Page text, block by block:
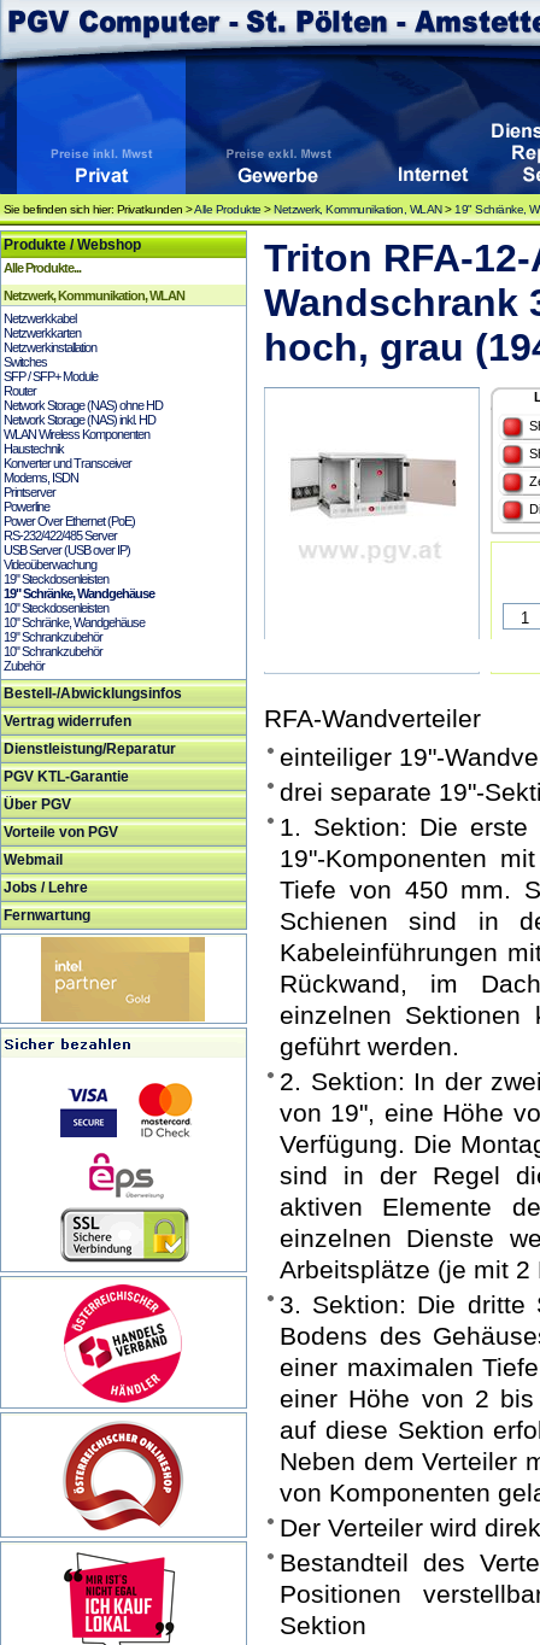
Sie befinden sich hier: Privatkunden >Alle Produkte >Netzwerk, Kommunikation, WLAN> 19" Schränke,
Produkte / Webshop
Alle Produkte...
Netzwerk, Kommunikation, WLAN
Netzwerkkabel
Netzwerkkarten
Netzwerkinstallation
Switches
SFP / SFP+ Module
Router
Network Storage (NAS) ohne HD
Network Storage (NAS) inkl. HD
WLAN Wireless Komponenten
Haustechnik
Konverter und Transceiver
Modems, ISDN
Printserver
Powerline
Power Over Ethernet (PoE)
RS-232/422/485 Server
USB Server (USB over IP)
Videoüberwachung
19" Steckdosenleisten
19" Schränke, Wandgehäuse
10" Steckdosenleisten
10" Schränke, Wandgehäuse
19" Schrankzubehör
10" Schrankzubehör
Zubehör
Bestell-/Abwicklungsinfos
Vertrag widerrufen
Dienstleistung/Reparatur
PGV KTL-Garantie
Über PGV
Vorteile von PGV
Webmail
Jobs / Lehre
Fernwartung
Triton RFA-
Wandschrank
hoch, grau
RFA-Wandverteiler
einteiliger 19"-
drei separate 19"-
1. Sektion: Die erste
19"-Komponenten
Tiefe von 450 mm.
Schienen sind in
Kabeleinführungen
Rückwand, im
einzelnen Sektionen
geführt werden.
2. Sektion: In der
von 19", eine Höhe
Verfügung. Die
sind in der Regel
aktiven Elemente
einzelnen Dienste
Arbeitsplätze (je mit
3. Sektion: Die dritte
Bodens des
einer maximalen
einer Höhe von 2
auf diese Sektion
Neben dem Verteiler
von Komponenten
Der Verteiler wird
Bestandteil des
Positionen
Sektion